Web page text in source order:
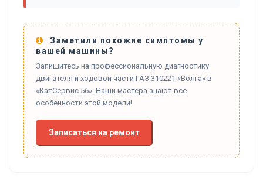
Заметили похожие симптомы у
вашей машины?
Запишитесь на профессиональную диагностику
двигателя и ходовой части ГАЗ 310221 «Волга» в
«КатСервис 56». Наши мастера знают все
особенности этой модели!
Записаться на ремонт